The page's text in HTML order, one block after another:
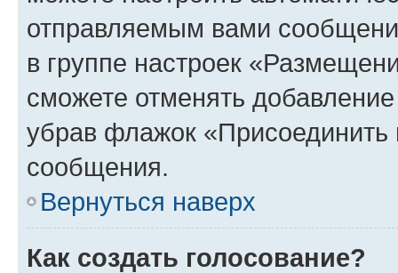
отправляемым вами
в группе настроек
сможете отменять
убрав флажок
сообщения.
Вернуться наверх
Как создать голосование?